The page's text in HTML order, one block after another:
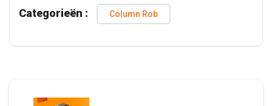
Categorieën : Column Rob